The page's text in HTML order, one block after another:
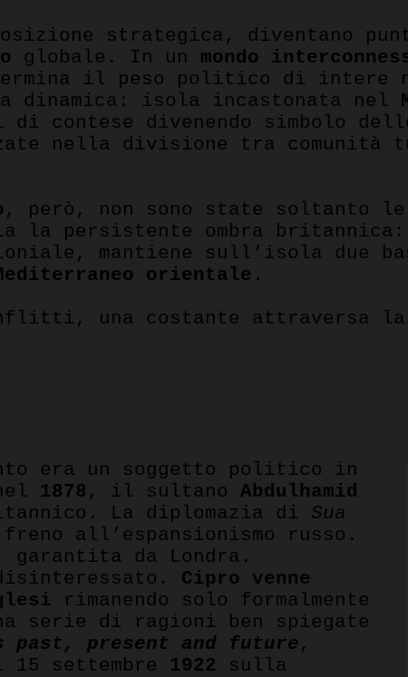
strategica, diventano
globale. In un mondo
il peso politico di intere
dinamica: isola incastonata nel
contese divenendo simbolo
nella divisione tra comunità
, però, non sono state soltanto
la persistente ombra
mantiene sull’isola due
orientale .
una costante attraversa
era un soggetto politico in
1878 , il sultano Abdulhamid
La diplomazia di Sua
all’espansionismo russo.
da Londra.
Cipro venne
rimanendo solo formalmente
serie di ragioni ben spiegate
past, present and future ,
settembre 1922 sulla